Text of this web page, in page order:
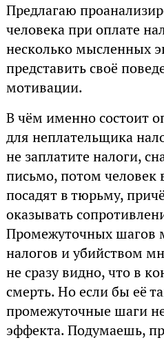
Предлагаю
человека при оплате
несколько мысленных
представить своё
мотивации.
В чём именно состоит
для неплательщика
не заплатите налоги,
письмо, потом человек
посадят в тюрьму,
оказывать
Промежуточных шагов
налогов и убийством
не сразу видно, что в
смерть. Но если бы её
промежуточные шаги
эффекта. Подумаешь,